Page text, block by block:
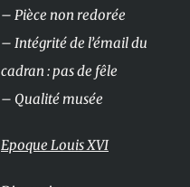
– Pièce non redorée
– Intégrité de l’émail du
cadran : pas de fêle
– Qualité musée
Epoque Louis XVI